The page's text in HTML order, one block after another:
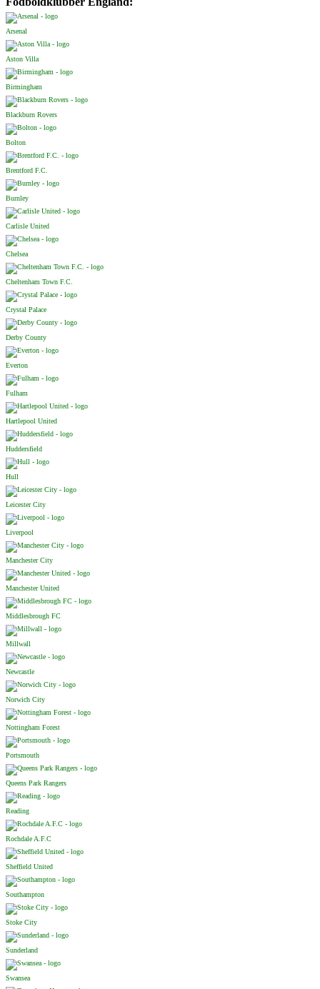
Arsenal
Aston Villa
Birmingham
Blackburn Rovers
Bolton
Brentford F.C.
Burnley
Carlisle United
Chelsea
Cheltenham Town F.C.
Crystal Palace
Derby County
Everton
Fulham
Hartlepool United
Huddersfield
Hull
Leicester City
Liverpool
Manchester City
Manchester United
Middlesbrough FC
Millwall
Newcastle
Norwich City
Nottingham Forest
Portsmouth
Queens Park Rangers
Reading
Rochdale A.F.C
Sheffield United
Southampton
Stoke City
Sunderland
Swansea